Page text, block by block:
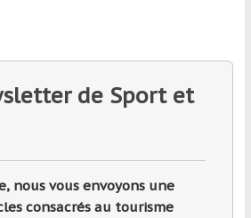
de Sport et
nous vous envoyons une
consacrés au tourisme